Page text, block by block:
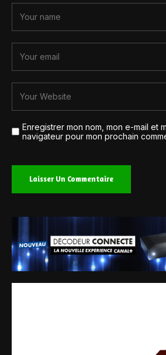
Enregistrer mon nom, mon e-mail et
navigateur pour mon prochain